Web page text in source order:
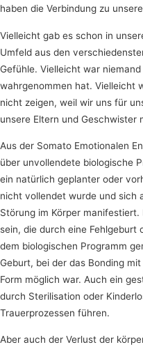
haben die Verbindung zu
Vielleicht gab es schon in
Umfeld aus den
Gefühle. Vielleicht war
wahrgenommen hat. Vielleicht
nicht zeigen, weil wir uns für
unsere Eltern und Geschwister
Aus der Somato Emotionalen
über unvollendete biologische
ein natürlich geplanter oder
nicht vollendet wurde und sich
Störung im Körper
sein, die durch eine
dem biologischen Programm
Geburt, bei der das Bonding
Form möglich war. Auch ein
durch Sterilisation oder
Trauerprozessen führen.
Aber auch der Verlust der